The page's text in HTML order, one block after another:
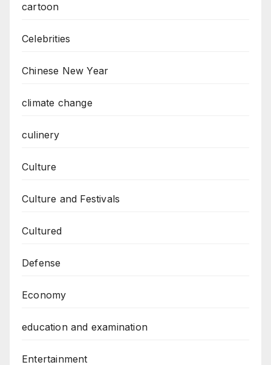
cartoon
Celebrities
Chinese New Year
climate change
culinery
Culture
Culture and Festivals
Cultured
Defense
Economy
education and examination
Entertainment